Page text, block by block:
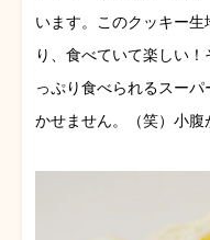
います。このクッキー
り、食べていて楽しい
っぷり食べられるスー
かせません。（笑）小腹